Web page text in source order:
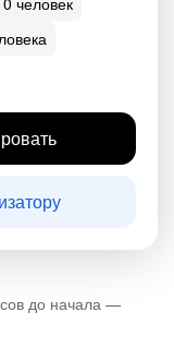
до начала —